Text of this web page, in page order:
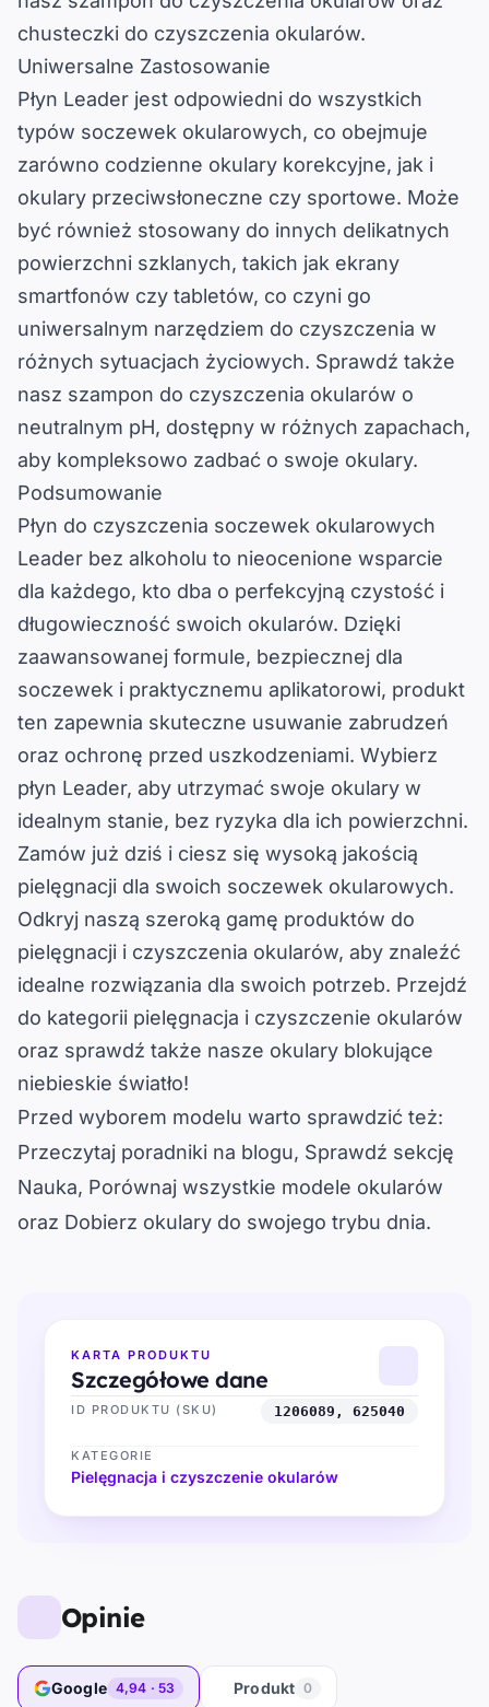
chusteczki do czyszczenia okularów.
Uniwersalne Zastosowanie
Płyn Leader jest odpowiedni do wszystkich
typów soczewek okularowych, co obejmuje
zarówno codzienne okulary korekcyjne, jak i
okulary przeciwsłoneczne czy sportowe. Może
być również stosowany do innych delikatnych
powierzchni szklanych, takich jak ekrany
smartfonów czy tabletów, co czyni go
uniwersalnym narzędziem do czyszczenia w
różnych sytuacjach życiowych. Sprawdź także
nasz szampon do czyszczenia okularów o
neutralnym pH, dostępny w różnych zapachach,
aby kompleksowo zadbać o swoje okulary.
Podsumowanie
Płyn do czyszczenia soczewek okularowych
Leader bez alkoholu to nieocenione wsparcie
dla każdego, kto dba o perfekcyjną czystość i
długowieczność swoich okularów. Dzięki
zaawansowanej formule, bezpiecznej dla
soczewek i praktycznemu aplikatorowi, produkt
ten zapewnia skuteczne usuwanie zabrudzeń
oraz ochronę przed uszkodzeniami. Wybierz
płyn Leader, aby utrzymać swoje okulary w
idealnym stanie, bez ryzyka dla ich powierzchni.
Zamów już dziś i ciesz się wysoką jakością
pielęgnacji dla swoich soczewek okularowych.
Odkryj naszą szeroką gamę produktów do
pielęgnacji i czyszczenia okularów, aby znaleźć
idealne rozwiązania dla swoich potrzeb. Przejdź
do kategorii pielęgnacja i czyszczenie okularów
oraz sprawdź także nasze okulary blokujące
niebieskie światło!
Przed wyborem modelu warto sprawdzić też:
Przeczytaj poradniki na blogu, Sprawdź sekcję
Nauka, Porównaj wszystkie modele okularów
oraz Dobierz okulary do swojego trybu dnia.
KARTA PRODUKTU
Szczegółowe dane
ID PRODUKTU (SKU) 1206089, 625040
KATEGORIE
Pielęgnacja i czyszczenie okularów
Opinie
Google 4,94 · 53 Produkt 0